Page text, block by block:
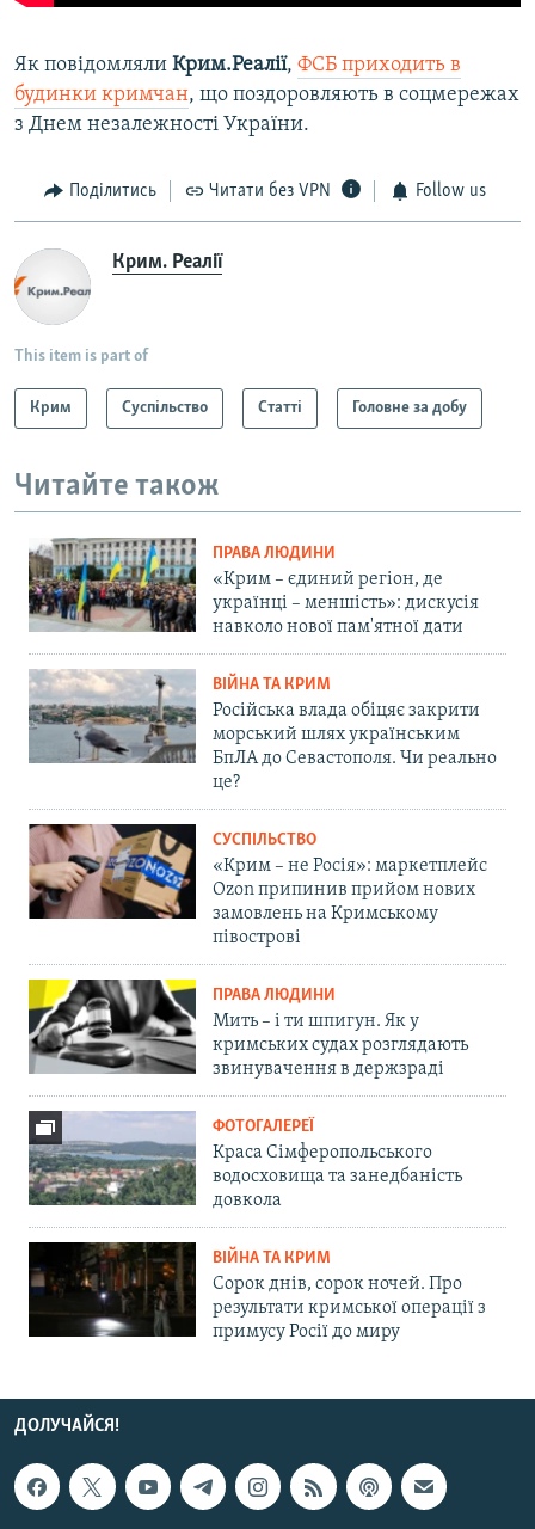
Як повідомляли Крим.Реалії, ФСБ приходить в
будинки кримчан, що поздоровляють в соцмережах
з Днем незалежності України.
Поділитись Читати без VPN Follow us
Крим. Реалії
This item is part of
Крим Суспільство Статті Головне за добу
Читайте також
ПРАВА ЛЮДИНИ
«Крим – єдиний регіон, де
українці – меншість»: дискусія
навколо нової пам'ятної дати
ВІЙНА ТА КРИМ
Російська влада обіцяє закрити
морський шлях українським
БпЛА до Севастополя. Чи реально
це?
СУСПІЛЬСТВО
«Крим – не Росія»: маркетплейс
Ozon припинив прийом нових
замовлень на Кримському
півострові
ПРАВА ЛЮДИНИ
Мить – і ти шпигун. Як у
кримських судах розглядають
звинувачення в держзраді
ФОТОГАЛЕРЕЇ
Краса Сімферопольського
водосховища та занедбаність
довкола
ВІЙНА ТА КРИМ
Сорок днів, сорок ночей. Про
результати кримської операції з
примусу Росії до миру
ДОЛУЧАЙСЯ!